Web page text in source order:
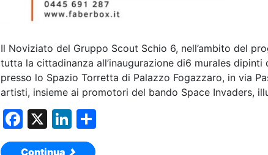
Il Noviziato del Gruppo Scout Schio 6, nell’ambito del
tutta la cittadinanza all’inaugurazione di6 murales
presso lo Spazio Torretta di Palazzo Fogazzaro, in via
artisti, insieme ai promotori del bando Space Invaders,
F
a
X
Li
n
Continua